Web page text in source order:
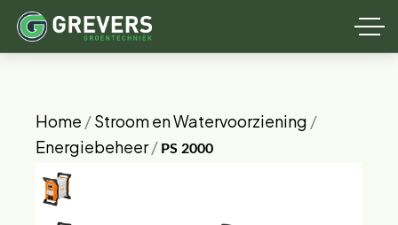
Home /Stroom en Watervoorziening /
Energiebeheer/ PS 2000